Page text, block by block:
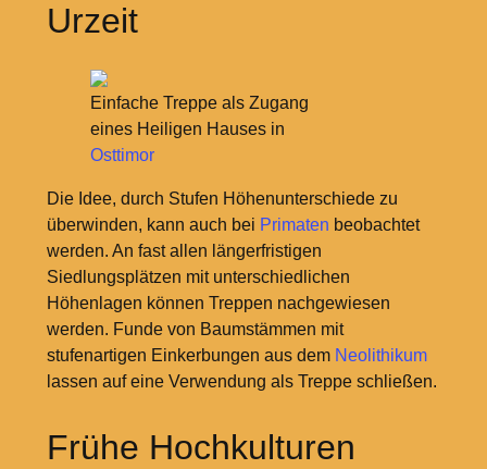
Urzeit
Einfache Treppe als Zugang
eines Heiligen Hauses in
Osttimor
Die Idee, durch Stufen Höhenunterschiede zu
überwinden, kann auch bei Primaten beobachtet
werden. An fast allen längerfristigen
Siedlungsplätzen mit unterschiedlichen
Höhenlagen können Treppen nachgewiesen
werden. Funde von Baumstämmen mit
stufenartigen Einkerbungen aus dem Neolithikum
lassen auf eine Verwendung als Treppe schließen.
Frühe Hochkulturen